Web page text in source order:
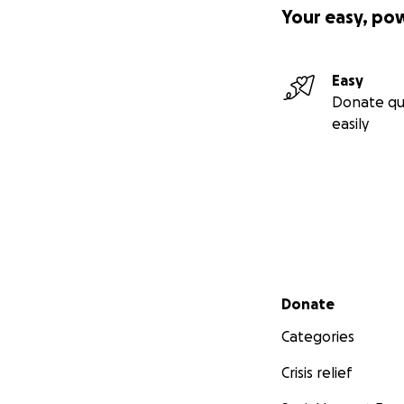
Your easy,
Easy
Donate
easily
Secondary menu
Donate
Categories
Crisis relief